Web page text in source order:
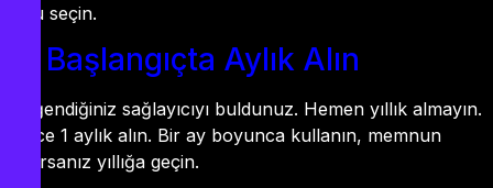
onu seçin.
3. Başlangıçta Aylık Alın
Beğendiğiniz sağlayıcıyı buldunuz. Hemen yıllık almayın.
Önce 1 aylık alın. Bir ay boyunca kullanın, memnun
kalırsanız yıllığa geçin.